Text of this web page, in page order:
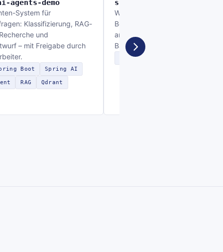
agents-demo
System für
Klassifizierung, RAG-
und
– mit Freigabe durch
Boot Spring AI
RAG Qdrant
spring-n8n-demo
Workflow-Automatisierung:
Bestellfreigabe per n8n und
angebunden an ein Spring-Boot-
Backend.
Spring Boot